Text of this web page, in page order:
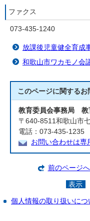
ファクス
073-435-1240
放課後児童健全育成
和歌山市ワカモノ会
このページに関するお
教育委員会事務局
〒640-8511和歌山市
電話：073-435-1235
お問い合わせは専
前のページ
表示
個人情報の取り扱いにつ